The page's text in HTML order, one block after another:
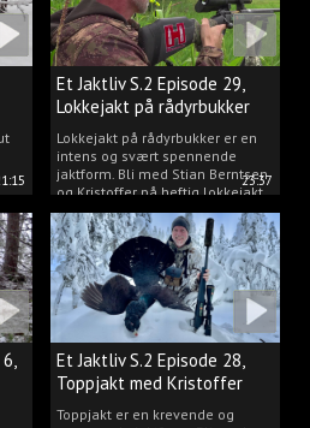
23:37
Et Jaktliv S.2 Episode 29,
Lokkejakt på rådyrbukker
med Stian og Kristoffer
Lokkejakt på rådyrbukker er en
intens og svært spennende
jaktform. Bli med Stian Berntsen
og Kristoffer på heftig lokkejakt.
Et Jaktliv S.2 Episode 28,
Toppjakt med Kristoffer
Clausen
Toppjakt er en krevende og